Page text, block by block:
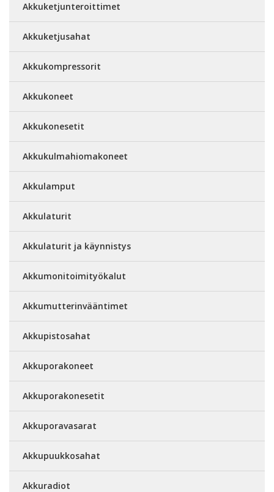
Akkuketjunteroittimet
Akkuketjusahat
Akkukompressorit
Akkukoneet
Akkukonesetit
Akkukulmahiomakoneet
Akkulamput
Akkulaturit
Akkulaturit ja käynnistys
Akkumonitoimityökalut
Akkumutterinvääntimet
Akkupistosahat
Akkuporakoneet
Akkuporakonesetit
Akkuporavasarat
Akkupuukkosahat
Akkuradiot